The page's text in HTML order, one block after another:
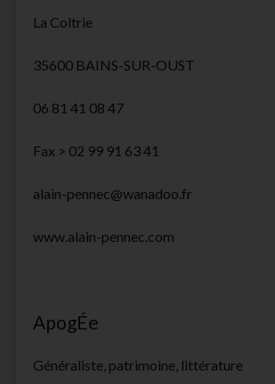
La Coltrie
35600 BAINS-SUR-OUST
06 81 41 08 47
Fax > 02 99 91 63 41
alain-pennec@wanadoo.fr
www.alain-pennec.com
ApogÉe
Généraliste, patrimoine, littérature